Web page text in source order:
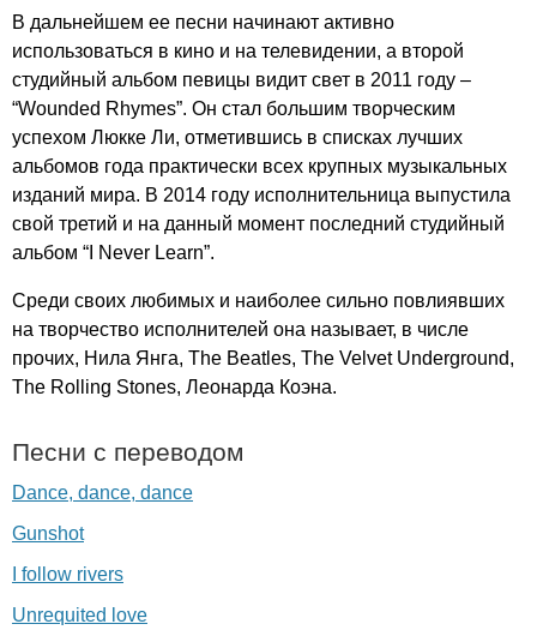
В дальнейшем ее песни начинают активно
использоваться в кино и на телевидении, а второй
студийный альбом певицы видит свет в 2011 году –
“Wounded Rhymes”. Он стал большим творческим
успехом Люкке Ли, отметившись в списках лучших
альбомов года практически всех крупных музыкальных
изданий мира. В 2014 году исполнительница выпустила
свой третий и на данный момент последний студийный
альбом “ Never Learn”.
Среди своих любимых и наиболее сильно повлиявших
на творчество исполнителей она называет, в числе
прочих, Нила Янга, The Beatles, The Velvet Underground,
The Rolling Stones, Леонарда Коэна.
Песни с переводом
Dance, dance, dance
Gunshot
I follow rivers
Unrequited love